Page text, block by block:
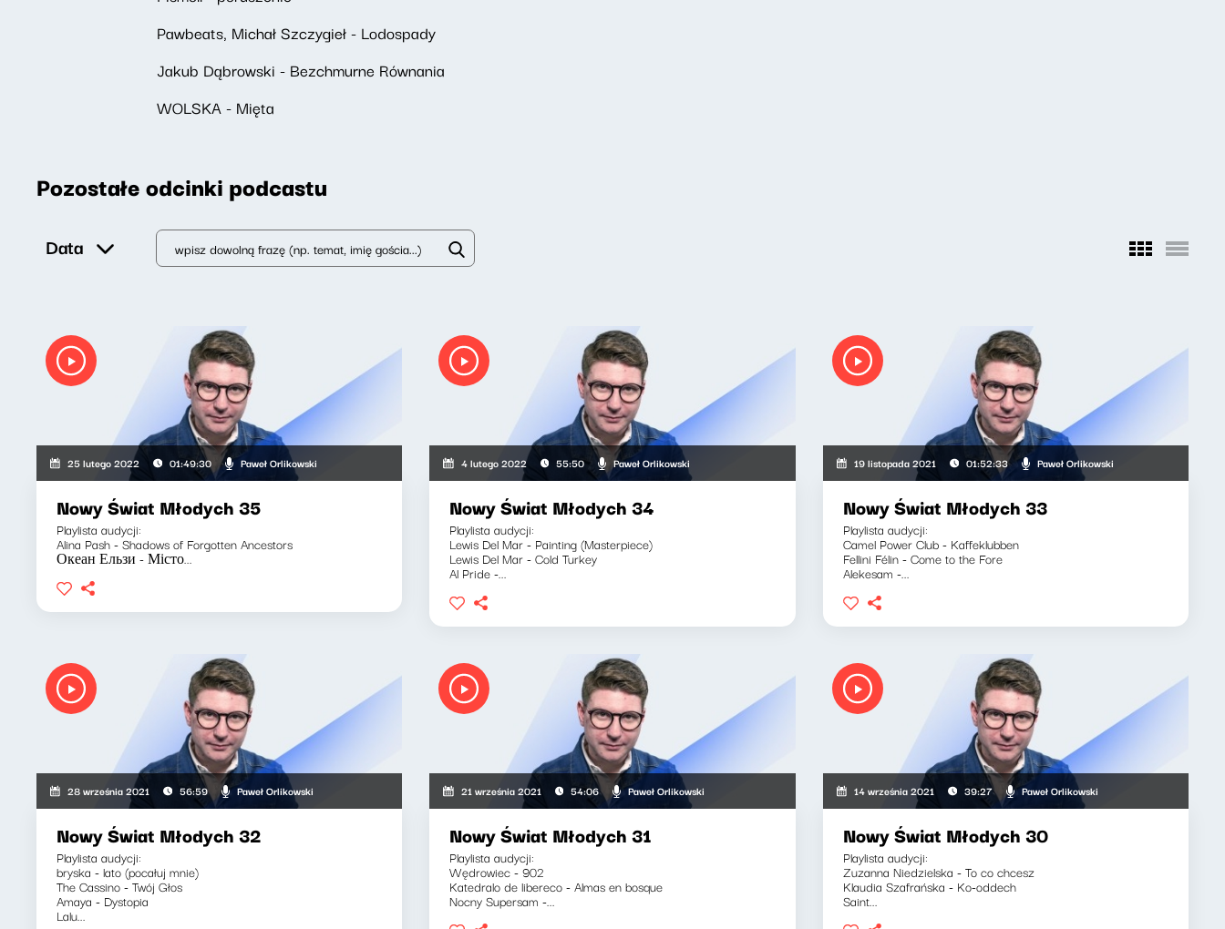
Pawbeats, Michał Szczygieł - Lodospady
Jakub Dąbrowski - Bezchmurne Równania
WOLSKA - Mięta
Pozostałe odcinki podcastu
Data
25 lutego 2022 01:49:30 Paweł Orlikowski
Nowy Świat Młodych 35
Playlista audycji:
Alina Pash - Shadows of Forgotten Ancestors
Океан Ельзи - Місто...
4 lutego 2022 55:50 Paweł Orlikowski
Nowy Świat Młodych 34
Playlista audycji:
Lewis Del Mar - Painting (Masterpiece)
Lewis Del Mar - Cold Turkey
Al Pride -...
19 listopada 2021 01:52:33 Paweł Orlikowski
Nowy Świat Młodych 33
Playlista audycji:
Camel Power Club - Kaffeklubben
Fellini Félin - Come to the Fore
Alekesam -...
28 września 2021 56:59 Paweł Orlikowski
Nowy Świat Młodych 32
Playlista audycji:
bryska - lato (pocałuj mnie)
The Cassino - Twój Głos
Amaya - Dystopia
Lalu...
21 września 2021 54:06 Paweł Orlikowski
Nowy Świat Młodych 31
Playlista audycji:
Wędrowiec - 902
Katedralo de libereco - Almas en bosque
Nocny Supersam -...
14 września 2021 39:27 Paweł Orlikowski
Nowy Świat Młodych 30
Playlista audycji:
Zuzanna Niedzielska - To co chcesz
Klaudia Szafrańska - Ko-oddech
Saint...